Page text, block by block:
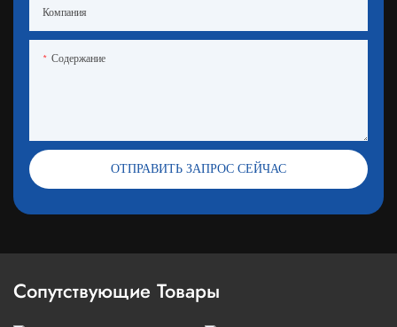
Компания
Содержание
ОТПРАВИТЬ ЗАПРОС СЕЙЧАС
Сопутствующие Товары